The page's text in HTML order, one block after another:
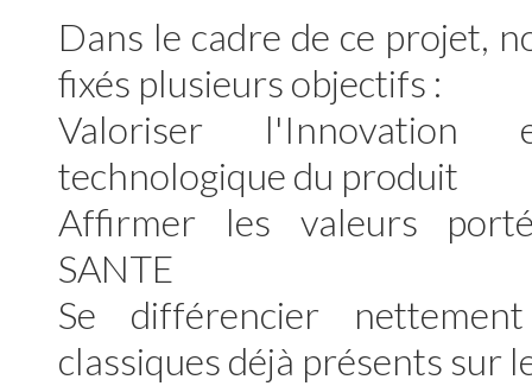
Dans le cadre de ce projet,
fixés plusieurs objectifs :
Valoriser
technologique du produit
Affirmer les valeurs
SANTE
Se différencier
classiques déjà présents sur